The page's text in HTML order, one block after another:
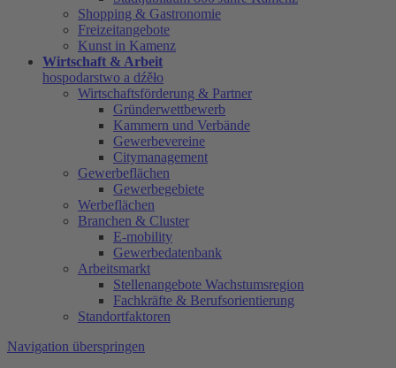
Shopping & Gastronomie
Freizeitangebote
Kunst in Kamenz
Wirtschaft & Arbeit
hospodarstwo a dźěło
Wirtschaftsförderung & Partner
Gründerwettbewerb
Kammern und Verbände
Gewerbevereine
Citymanagement
Gewerbeflächen
Gewerbegebiete
Werbeflächen
Branchen & Cluster
E-mobility
Gewerbedatenbank
Arbeitsmarkt
Stellenangebote Wachstumsregion
Fachkräfte & Berufsorientierung
Standortfaktoren
Navigation überspringen